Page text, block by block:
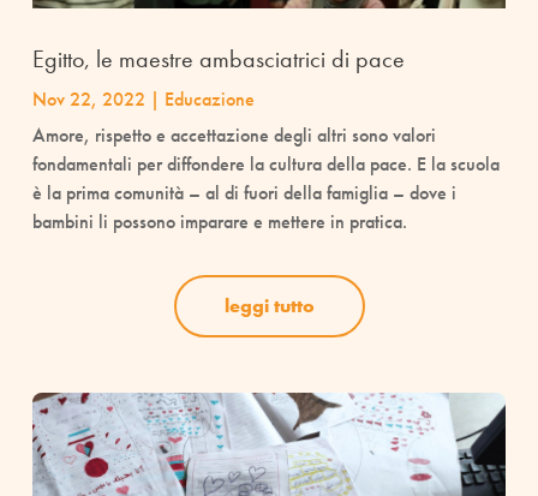
Egitto, le maestre ambasciatrici di pace
Nov 22, 2022 | Educazione
Amore, rispetto e accettazione degli altri sono valori
fondamentali per diffondere la cultura della pace. E la scuola
è la prima comunità – al di fuori della famiglia – dove i
bambini li possono imparare e mettere in pratica.
leggi tutto